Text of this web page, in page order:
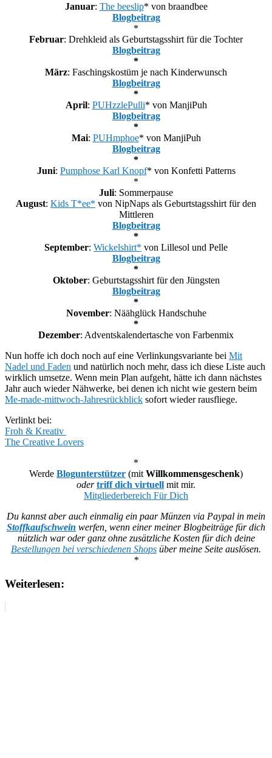
Januar: The beeslip* von braandbee
Blogbeitrag
*
Februar: Drehkleid als Geburtstagsshirt für die Tochter
Blogbeitrag
*
März: Faschingskostüm je nach Kinderwunsch
Blogbeitrag
*
April: PUHzzlePulli* von ManjiPuh
Blogbeitrag
*
Mai: PUHmphoe* von ManjiPuh
Blogbeitrag
*
Juni: Pumphose Karl Knopf* von Konfetti Patterns
*
Juli: Sommerpause
August: Kids T*ee* von NipNaps als Geburtstagsshirt für den
Mittleren
Blogbeitrag
*
September: Wickelshirt* von Lillesol und Pelle
Blogbeitrag
*
Oktober: Geburtstagsshirt für den Jüngsten
Blogbeitrag
*
November: Näähglück Handschuhe
*
Dezember: Adventskalendertasche von Farbenmix
Nun hoffe ich doch noch auf eine Verlinkungsvariante bei Mit
Nadel und Faden und natürlich noch mehr, dass ich diese Liste auch
wirklich umsetze. Wenn mein Plan aufgeht, hätte ich dann nächstes
Jahr auch wieder Nähwerke, bei denen ich nicht wie gestern beim
Me-made-mittwoch-Jahresrückblick sofort wieder rausfliege.
Verlinkt bei:
Froh & Kreativ
The Creative Lovers
*
Werde Blogunterstützer (mit Willkommensgeschenk)
oder triff dich virtuell mit mir.
Mitgliederbereich Für Dich
Du kannst aber auch einmalig ein paar Münzen via Paypal in mein
Stoffkaufschwein werfen, wenn einer meiner Blogbeiträge für dich
nützlich war oder ganz ohne zusätzliche Kosten für dich deine
Bestellungen bei verschiedenen Shops über meine Seite auslösen.
*
Weiterlesen: